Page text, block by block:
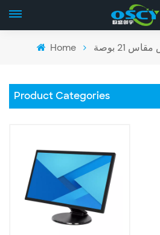
Home 21 بوصة
Product Categories